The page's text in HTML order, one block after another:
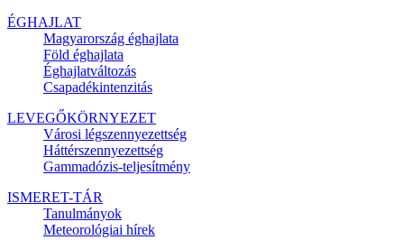
ÉGHAJLAT
Magyarország éghajlata
Föld éghajlata
Éghajlatváltozás
Csapadékintenzitás
LEVEGŐKÖRNYEZET
Városi légszennyezettség
Háttérszennyezettség
Gammadózis-teljesítmény
ISMERET-TÁR
Tanulmányok
Meteorológiai hírek